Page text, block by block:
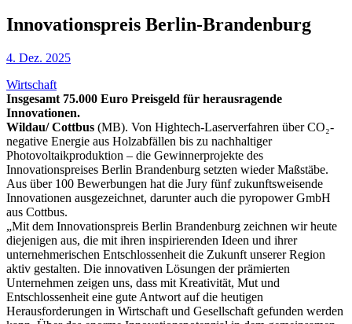
Innovationspreis Berlin-Brandenburg
4. Dez. 2025
Wirtschaft
Insgesamt 75.000 Euro Preisgeld für herausragende
Innovationen.
Wildau/ Cottbus (MB). Von Hightech-Laserverfahren über CO₂-
negative Energie aus Holzabfällen bis zu nachhaltiger
Photovoltaikproduktion – die Gewinnerprojekte des
Innovationspreises Berlin Brandenburg setzten wieder Maßstäbe.
Aus über 100 Bewerbungen hat die Jury fünf zukunftsweisende
Innovationen ausgezeichnet, darunter auch die pyropower GmbH
aus Cottbus.
„Mit dem Innovationspreis Berlin Brandenburg zeichnen wir heute
diejenigen aus, die mit ihren inspirierenden Ideen und ihrer
unternehmerischen Entschlossenheit die Zukunft unserer Region
aktiv gestalten. Die innovativen Lösungen der prämierten
Unternehmen zeigen uns, dass mit Kreativität, Mut und
Entschlossenheit eine gute Antwort auf die heutigen
Herausforderungen in Wirtschaft und Gesellschaft gefunden werden